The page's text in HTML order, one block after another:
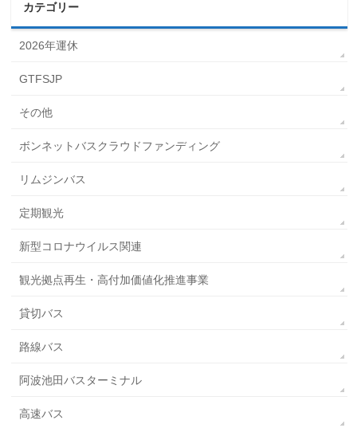
カテゴリー
2026年運休
GTFSJP
その他
ボンネットバスクラウドファンディング
リムジンバス
定期観光
新型コロナウイルス関連
観光拠点再生・高付加価値化推進事業
貸切バス
路線バス
阿波池田バスターミナル
高速バス